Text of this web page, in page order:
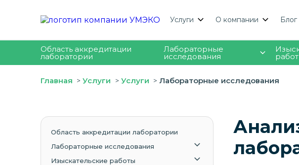
Услуги О компании Блог
Область аккредитации
лаборатории
Лабораторные
исследования
Главная Услуги Услуги Лабораторные исследования
Область аккредитации лаборатории
Лабораторные исследования
Изыскательские работы